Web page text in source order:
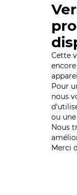
Cette
Pour
nous
ou
Nous
Merci